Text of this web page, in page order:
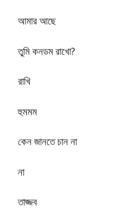
আমার আছে
তুমি কনডম রাখো?
রাখি
হুমমম
কেন জানতে চান না
না
তাজ্জব